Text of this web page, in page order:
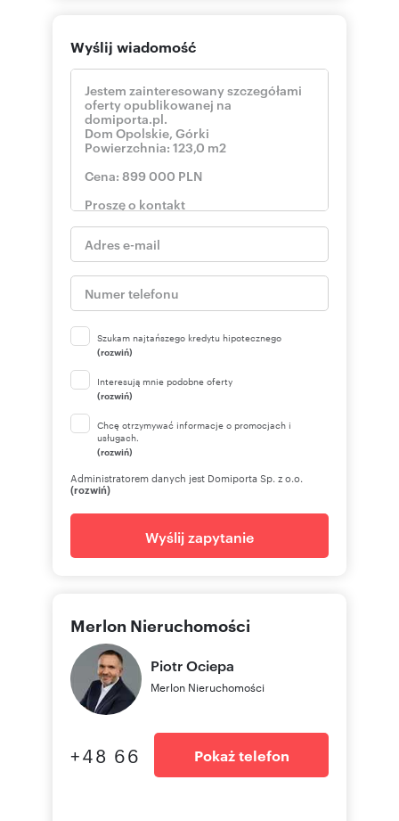
Oferta wysłana z programu dla biur
nieruchomości ASARI CRM (asaricrm.com)
Numer oferty: 3/19458/ODS
Wyślij wiadomość
Szukam najtańszego kredytu hipotecznego
(rozwiń)
Interesują mnie podobne oferty
(rozwiń)
Chcę otrzymywać informacje o promocjach i
usługach.
(rozwiń)
Administratorem danych jest Domiporta Sp. z o.o.
(rozwiń)
Wyślij zapytanie
Merlon Nieruchomości
PiotrOciepa
Merlon Nieruchomości
+48 66 Pokaż telefon